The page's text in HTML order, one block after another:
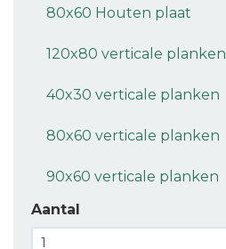
80x60 Houten plaat
120x80 verticale planken
40x30 verticale planken
80x60 verticale planken
90x60 verticale planken
Aantal